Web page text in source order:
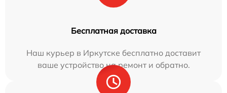
Бесплатная доставка
Наш курьер в Иркутске бесплатно доставит
ваше устройство на ремонт и обратно.